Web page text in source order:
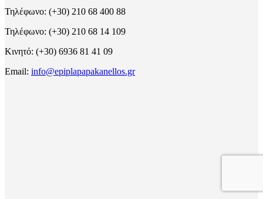
Τηλέφωνο: (+30) 210 68 400 88
Τηλέφωνο: (+30) 210 68 14 109
Κινητό: (+30) 6936 81 41 09
Email: info@epiplapapakanellos.gr